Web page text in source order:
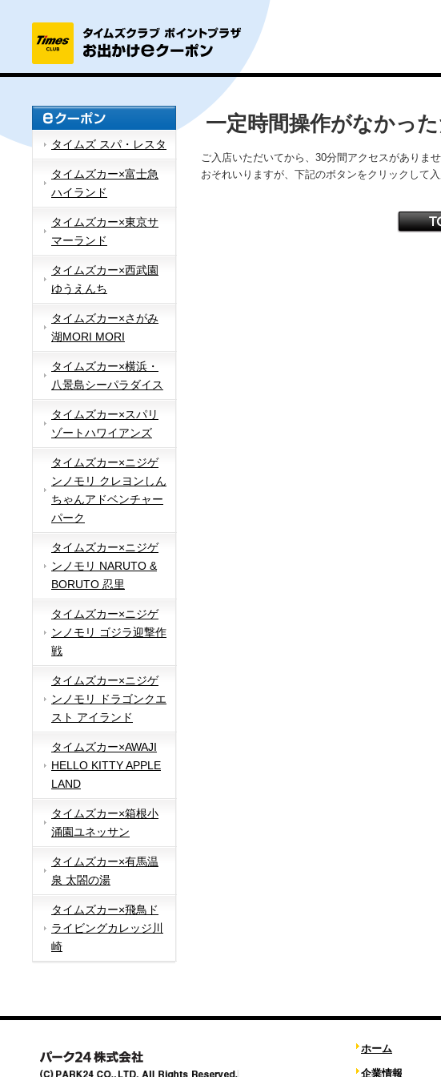
タイムズ スパ・レスタ
タイムズカー×富士急
ハイランド
タイムズカー×東京サ
マーランド
タイムズカー×西武園
ゆうえんち
タイムズカー×さがみ
湖MORI MORI
タイムズカー×横浜・
八景島シーパラダイス
タイムズカー×スパリ
ゾートハワイアンズ
タイムズカー×ニジゲ
ンノモリ クレヨンしん
ちゃんアドベンチャー
パーク
タイムズカー×ニジゲ
ンノモリ NARUTO &
BORUTO 忍里
タイムズカー×ニジゲ
ンノモリ ゴジラ迎撃作
戦
タイムズカー×ニジゲ
ンノモリ ドラゴンクエ
スト アイランド
タイムズカー×AWAJI
HELLO KITTY APPLE
LAND
タイムズカー×箱根小
涌園ユネッサン
タイムズカー×有馬温
泉 太閤の湯
タイムズカー×飛鳥ド
ライビングカレッジ川
崎
一定時間操作がなかっ
ご入店いただいてから、30分間アクセスがありま
おそれいりますが、下記のボタンをクリックして入
ホーム
企業情報